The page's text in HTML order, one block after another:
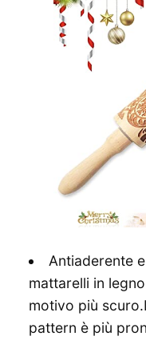
Antiaderente
mattarelli in
motivo più
pattern è più